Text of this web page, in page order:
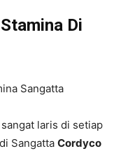
Di
laris di setiap
Sangatta Cordyco